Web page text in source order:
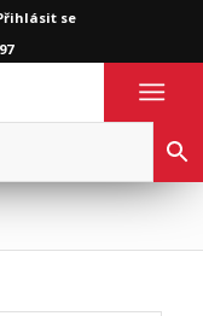
se